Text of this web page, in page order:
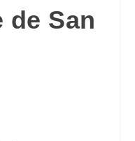
de San